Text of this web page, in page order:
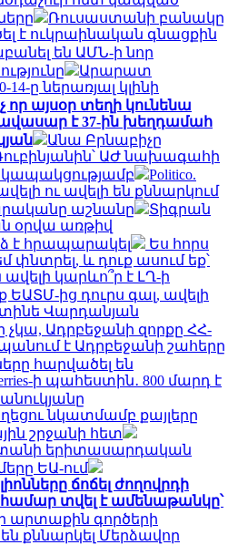
Ռուսաստանի բանակը
է ուկրաինական գնացքին
են ԱՄՆ-ի նոր
Արարատ
ը ներառյալ կլինի
որ այսօր տեղի կունենա
է 37-ին խեղդամահ
Անա Բրնաբիչը
ԱԺ նախագահի
կապակցությամբ
Politico.
ու ավելի են քննարկում
աշնանը
Տիգրան
օրվա առթիվ
է հրապարակել
Ես հորս
փնտրել, և դուք ասում եք՝
կարևո՞ր է ԼՂ-ի
ից դուրս գալ, ավելի
Վարդանյան
Ադրբեջանի զորքը ՀՀ-
է Ադրբեջանի շահերը
հարվածել են
ի պահեստին․ 800 մարդ է
նկատմամբ քայլերը
շրջանի հետ
երիտասարդական
ԵԱ-ում
ճոճել ժողովրդի
տվել է ամենաթանկը՝
արտաքին գործերի
քննարկել Մերձավոր